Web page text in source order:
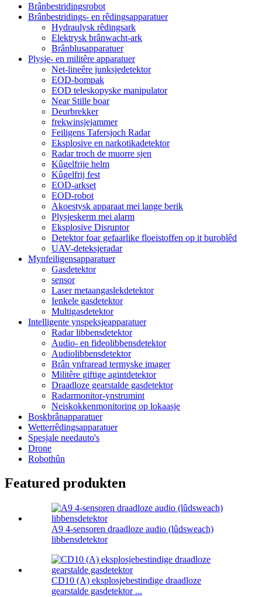
Brânbestridingsrobot
Brânbestridings- en rêdingsapparatuer
Hydraulysk rêdingsark
Elektrysk brânwacht-ark
Brânblusapparatuer
Plysje- en militêre apparatuer
Net-lineêre junksjedetektor
EOD-bompak
EOD teleskopyske manipulator
Near Stille boar
Deurbrekker
frekwinsjejammer
Feiligens Tafersjoch Radar
Eksplosive en narkotikadetektor
Radar troch de muorre sjen
Kûgelfrije helm
Kûgelfrij fest
EOD-arkset
EOD-robot
Akoestysk apparaat mei lange berik
Plysjeskerm mei alarm
Eksplosive Disruptor
Detektor foar gefaarlike floeistoffen op it buroblêd
UAV-deteksjeradar
Mynfeiligensapparatuer
Gasdetektor
sensor
Laser metaangaslekdetektor
Ienkele gasdetektor
Multigasdetektor
Intelligente ynspeksjeapparatuer
Radar libbensdetektor
Audio- en fideolibbensdetektor
Audiolibbensdetektor
Brân ynfraread termyske imager
Militêre giftige agintdetektor
Draadloze gearstalde gasdetektor
Radarmonitor-ynstrumint
Neiskokkenmonitoring op lokaasje
Boskbrânapparatuer
Wetterrêdingsapparatuer
Spesjale needauto's
Drone
Robothûn
Featured produkten
A9 4-sensoren draadloze audio (lûdsweach)
libbensdetektor
CD10 (A) eksplosjebestindige draadloze
gearstalde gasdetektor ...